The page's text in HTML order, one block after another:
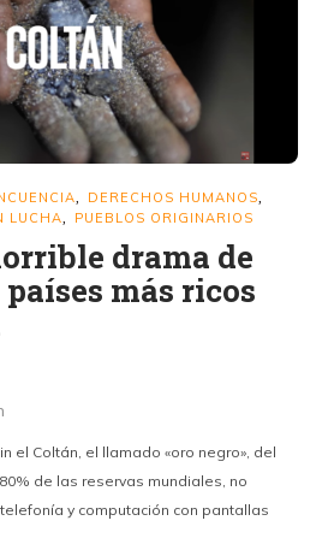
DERECHOS HUMANOS
LUCHA PUEBLOS ORIGINARIOS
drama de
más ricos
el Coltán, el llamado «oro negro», del
de las reservas mundiales, no
y computación con pantallas